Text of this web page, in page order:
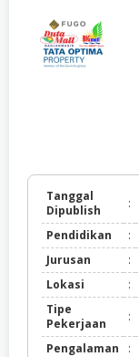
Tanggal
Dipublish
:
Pendidikan :
Jurusan
:
Lokasi
:
Tipe
Pekerjaan
:
Pengalaman :